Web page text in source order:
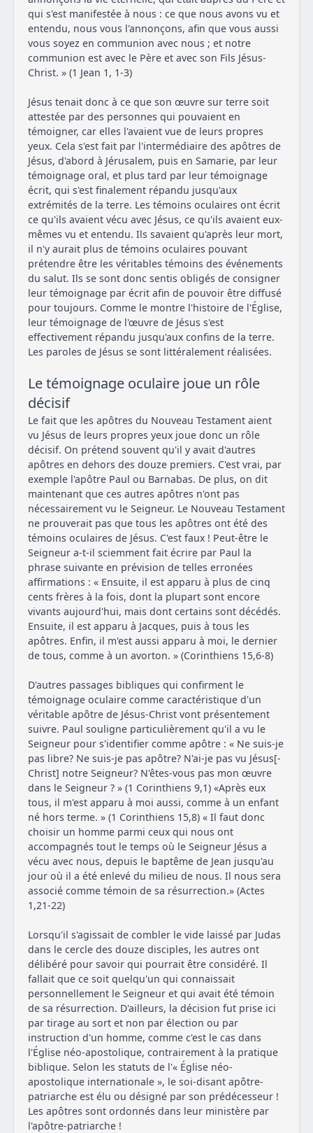
qui s'est manifestée à nous : ce que nous avons vu et
entendu, nous vous l'annonçons, afin que vous aussi
vous soyez en communion avec nous ; et notre
communion est avec le Père et avec son Fils Jésus-
Christ. » (1 Jean 1, 1-3)
Jésus tenait donc à ce que son œuvre sur terre soit
attestée par des personnes qui pouvaient en
témoigner, car elles l'avaient vue de leurs propres
yeux. Cela s'est fait par l'intermédiaire des apôtres de
Jésus, d'abord à Jérusalem, puis en Samarie, par leur
témoignage oral, et plus tard par leur témoignage
écrit, qui s'est finalement répandu jusqu'aux
extrémités de la terre. Les témoins oculaires ont écrit
ce qu'ils avaient vécu avec Jésus, ce qu'ils avaient eux-
mêmes vu et entendu. Ils savaient qu'après leur mort,
il n'y aurait plus de témoins oculaires pouvant
prétendre être les véritables témoins des événements
du salut. Ils se sont donc sentis obligés de consigner
leur témoignage par écrit afin de pouvoir être diffusé
pour toujours. Comme le montre l'histoire de l'Église,
leur témoignage de l'œuvre de Jésus s'est
effectivement répandu jusqu'aux confins de la terre.
Les paroles de Jésus se sont littéralement réalisées.
Le témoignage oculaire joue un rôle
décisif
Le fait que les apôtres du Nouveau Testament aient
vu Jésus de leurs propres yeux joue donc un rôle
décisif. On prétend souvent qu'il y avait d'autres
apôtres en dehors des douze premiers. C'est vrai, par
exemple l'apôtre Paul ou Barnabas. De plus, on dit
maintenant que ces autres apôtres n'ont pas
nécessairement vu le Seigneur. Le Nouveau Testament
ne prouverait pas que tous les apôtres ont été des
témoins oculaires de Jésus. C'est faux ! Peut-être le
Seigneur a-t-il sciemment fait écrire par Paul la
phrase suivante en prévision de telles erronées
affirmations : « Ensuite, il est apparu à plus de cinq
cents frères à la fois, dont la plupart sont encore
vivants aujourd'hui, mais dont certains sont décédés.
Ensuite, il est apparu à Jacques, puis à tous les
apôtres. Enfin, il m'est aussi apparu à moi, le dernier
de tous, comme à un avorton. » (Corinthiens 15,6-8)
D'autres passages bibliques qui confirment le
témoignage oculaire comme caractéristique d'un
véritable apôtre de Jésus-Christ vont présentement
suivre. Paul souligne particulièrement qu'il a vu le
Seigneur pour s'identifier comme apôtre : « Ne suis-je
pas libre? Ne suis-je pas apôtre? N'ai-je pas vu Jésus[-
Christ] notre Seigneur? N'êtes-vous pas mon œuvre
dans le Seigneur ? » (1 Corinthiens 9,1) «Après eux
tous, il m'est apparu à moi aussi, comme à un enfant
né hors terme. » (1 Corinthiens 15,8) « Il faut donc
choisir un homme parmi ceux qui nous ont
accompagnés tout le temps où le Seigneur Jésus a
vécu avec nous, depuis le baptême de Jean jusqu'au
jour où il a été enlevé du milieu de nous. Il nous sera
associé comme témoin de sa résurrection.» (Actes
1,21-22)
Lorsqu'il s'agissait de combler le vide laissé par Judas
dans le cercle des douze disciples, les autres ont
délibéré pour savoir qui pourrait être considéré. Il
fallait que ce soit quelqu'un qui connaissait
personnellement le Seigneur et qui avait été témoin
de sa résurrection. D'ailleurs, la décision fut prise ici
par tirage au sort et non par élection ou par
instruction d'un homme, comme c'est le cas dans
l'Église néo-apostolique, contrairement à la pratique
biblique. Selon les statuts de l'« Église néo-
apostolique internationale », le soi-disant apôtre-
patriarche est élu ou désigné par son prédécesseur !
Les apôtres sont ordonnés dans leur ministère par
l'apôtre-patriarche !